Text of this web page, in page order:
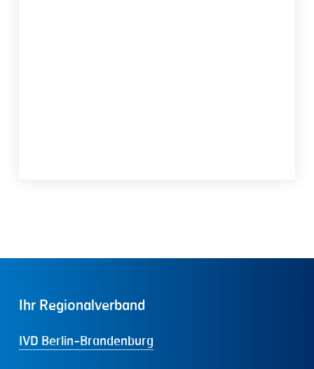
Ihr Regionalverband
IVD Berlin-Brandenburg